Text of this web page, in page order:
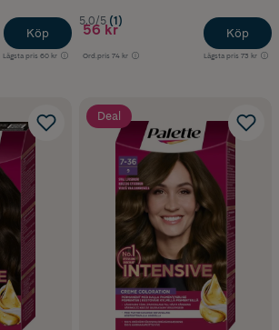
Lägsta pris 60 kr
Köp
5.0/5 (1)
56 kr
Ord.pris 74 kr Lägsta pris 73 kr
Köp
Deal